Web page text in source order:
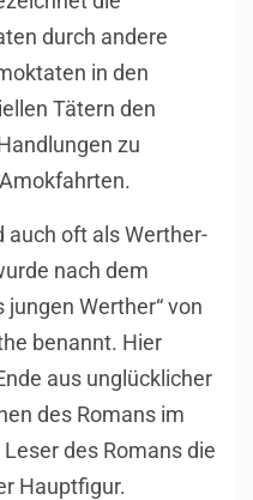
durch andere
in den
Tätern den
zu
auch oft als Werther-
nach dem
jungen Werther“ von
benannt. Hier
aus unglücklicher
des Romans im
des Romans die
Hauptfigur.